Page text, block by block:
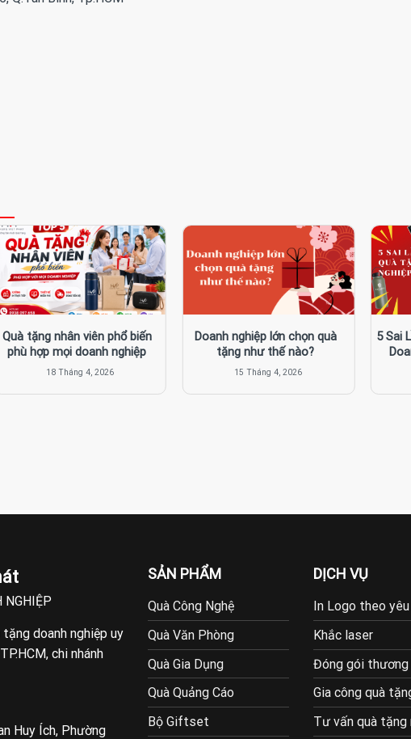
Quà tặng nhân viên phổ biến
phù hợp mọi doanh nghiệp
18 Tháng 4, 2026
Doanh nghiệp lớn chọn quà
tặng như thế nào?
15 Tháng 4, 2026
5 Sai
NGHIỆP
doanh nghiệp uy
chi nhánh
Huy Ích, Phường
SẢN PHẨM
Quà Công Nghệ
Quà Văn Phòng
Quà Gia Dụng
Quà Quảng Cáo
Bộ Giftset
DỊCH VỤ
In Logo theo
Khắc laser
Đóng gói thương
Gia công quà
Tư vấn quà tặng